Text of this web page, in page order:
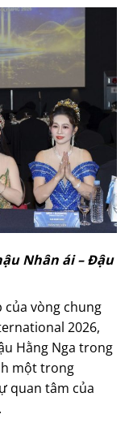
Nhân ái – Đậu
của vòng chung
2026,
Hằng Nga trong
một trong
quan tâm của